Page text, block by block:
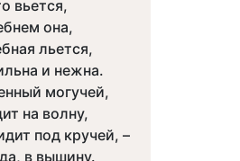
вьется,
она,
льется,
и нежна.
могучей,
на волну,
под кручей, –
в вышину.